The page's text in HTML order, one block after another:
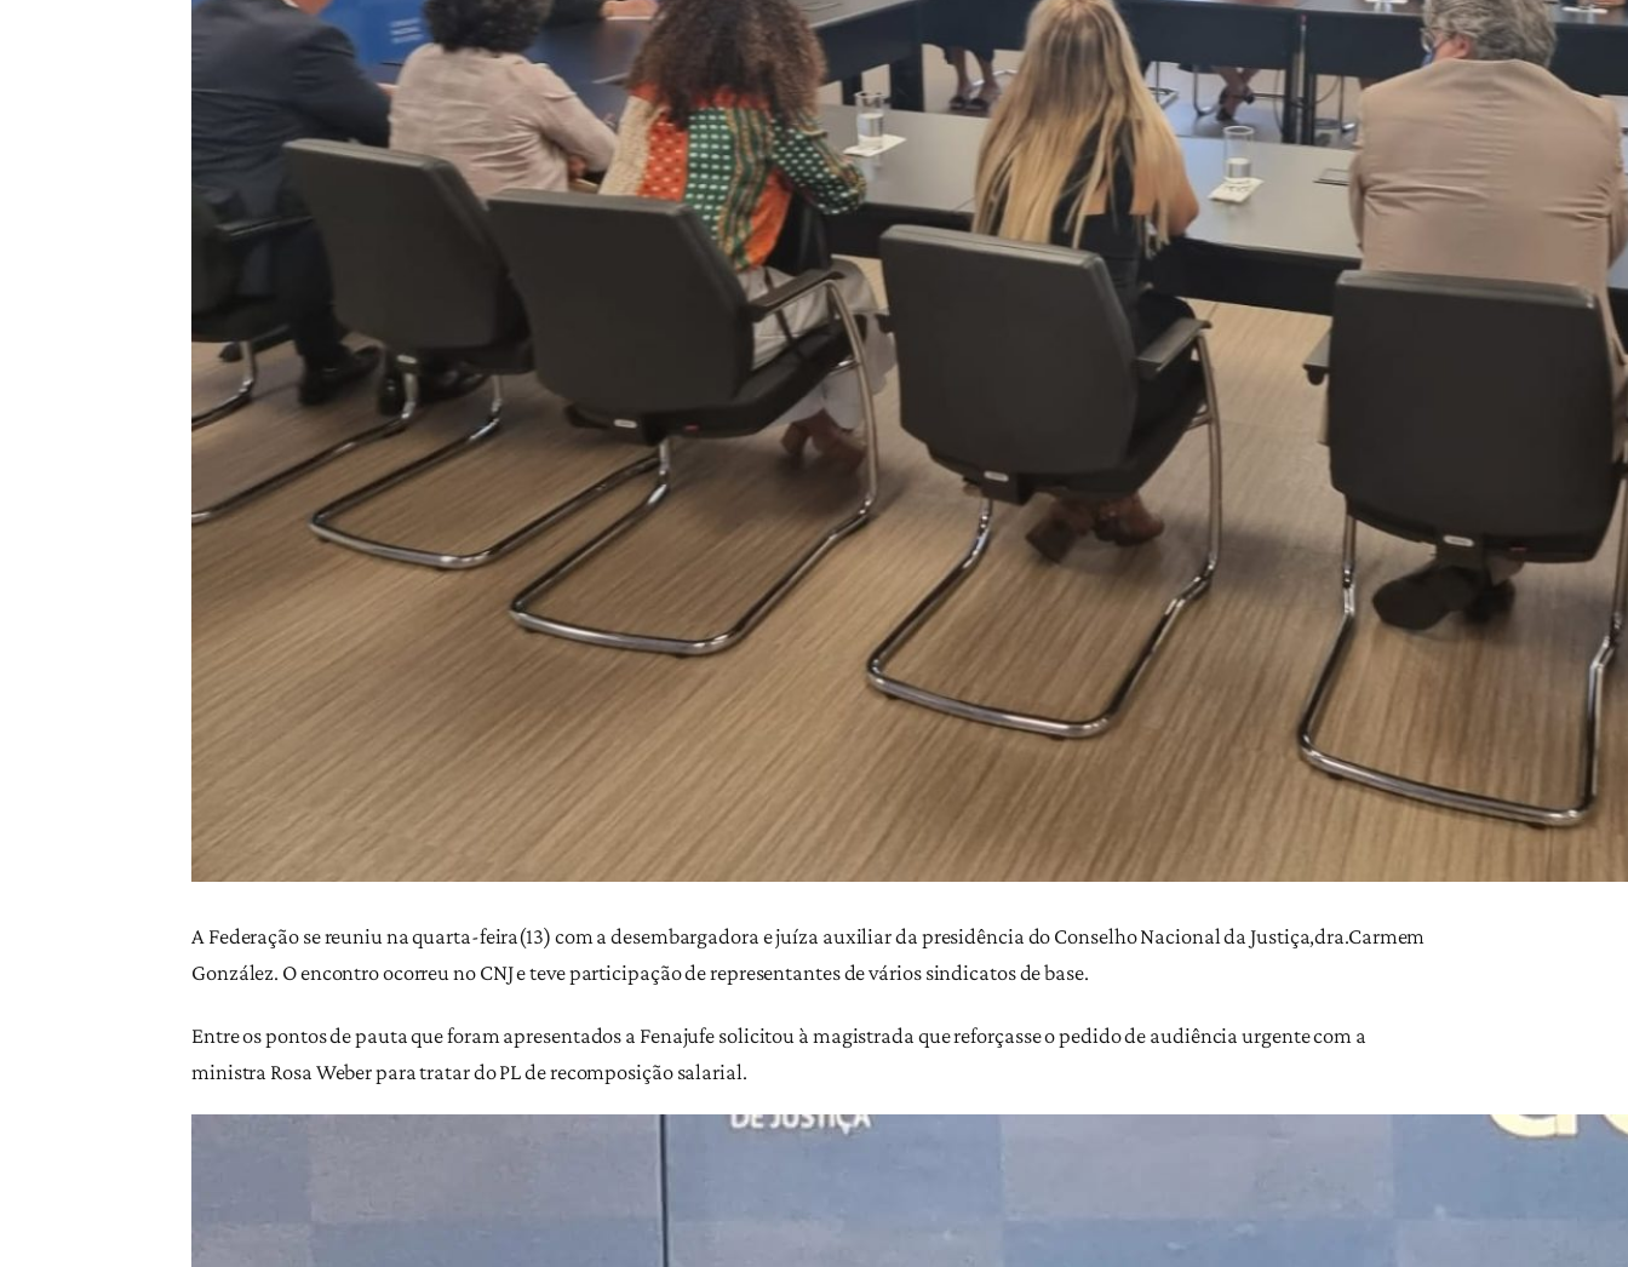
A Federação se reuniu na quarta-feira(13) com a desembargadora e juíza auxiliar da presidência do Conselho Nacional da Justiça,dra.Carmem
González. O encontro ocorreu no CNJ e teve participação de representantes de vários sindicatos de base.
Entre os pontos de pauta que foram apresentados a Fenajufe solicitou à magistrada que reforçasse o pedido de audiência urgente com a
ministra Rosa Weber para tratar do PL de recomposição salarial.